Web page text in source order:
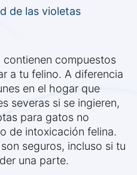
de las violetas
contienen compuestos
a tu felino. A diferencia
en el hogar que
severas si se ingieren,
para gatos no
de intoxicación felina.
seguros, incluso si tu
una parte.